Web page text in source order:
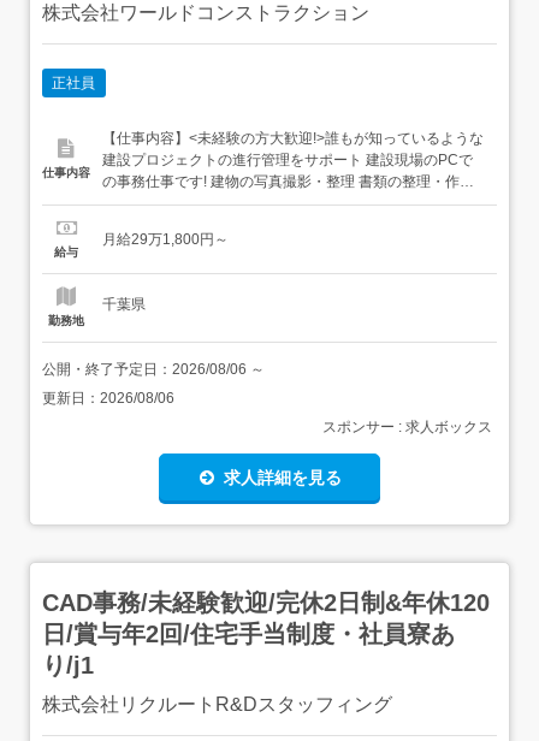
株式会社ワールドコンストラクション
正社員
仕事内容
【仕事内容】<未経験の方大歓迎!>誰もが知っているような
建設プロジェクトの進行管理をサポート 建設現場のPCで
の事務仕事です! 建物の写真撮影・整理 書類の整理・作
成・ファイリング 申請書の作成 スケジュールの管理 スタ
ち合わせなど幅広い業務に携わることができます。デスク
給与
月給29万1,800円～
勤務地
千葉県
公開・終了予定日： 2026/08/06 ～
更新日： 2026/08/06
スポンサー : 求人ボックス
求人詳細を見る
CAD事務/未経験歓迎/完休2日制&年休120
日/賞与年2回/住宅手当制度・社員寮あ
り/j1
株式会社リクルートR&Dスタッフィング